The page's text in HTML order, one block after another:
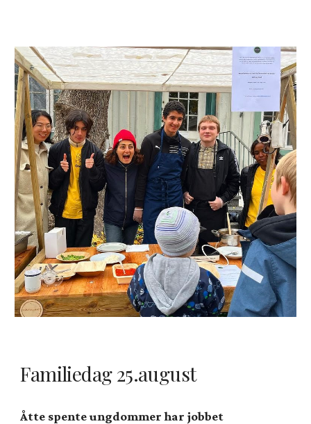
Familiedag 25.august
Åtte spente ungdommer har jobbet